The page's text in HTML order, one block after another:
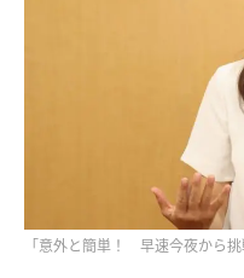
「意外と簡単！ 早速今夜から挑